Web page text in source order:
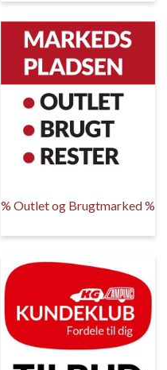
% Outlet og Brugtmarked %